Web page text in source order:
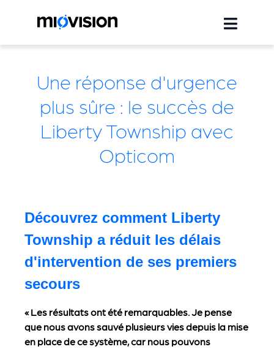
Une réponse d'urgence
plus sûre : le succès de
Liberty Township avec
Opticom
Découvrez comment Liberty
Township a réduit les délais
d'intervention de ses premiers
secours
« Les résultats ont été remarquables. Je pense
que nous avons sauvé plusieurs vies depuis la mise
en place de ce système, car nous pouvons